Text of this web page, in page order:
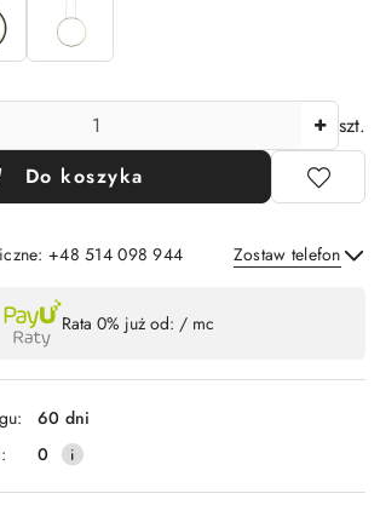
szt.
Do koszyka
+48 514 098 944 Zostaw telefon
Rata 0% już od: / mc
60 dni
0